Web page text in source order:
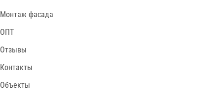
Монтаж фасада
ОПТ
Отзывы
Контакты
Объекты